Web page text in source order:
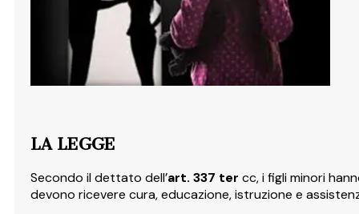
LA LEGGE
Secondo il dettato dell’art. 337 ter cc, i figli minori
devono ricevere cura, educazione, istruzione e